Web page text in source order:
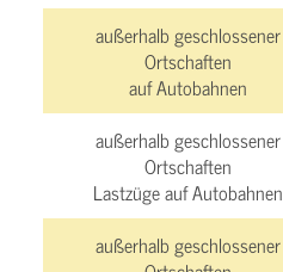
außerhalb geschlossener
Ortschaften
auf Autobahnen
außerhalb geschlossener
Ortschaften
Lastzüge auf Autobahnen
außerhalb geschlossener